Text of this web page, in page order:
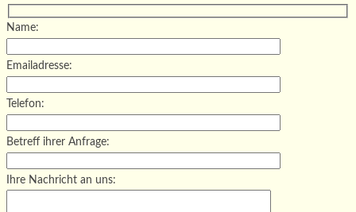
Name:
Emailadresse:
Telefon:
Betreff ihrer Anfrage:
Ihre Nachricht an uns: